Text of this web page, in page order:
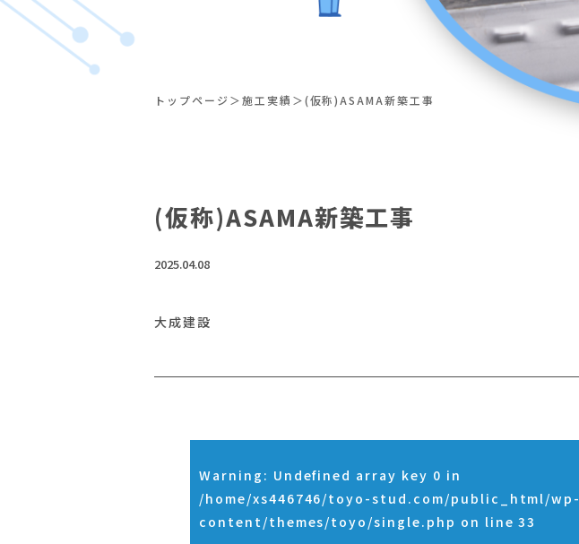
トップページ 施工実績 (仮称)ASAMA新築工事
(仮称)ASAMA新築工事
2025.04.08
大成建設
Warning : Undefined array key 0 in
/home/xs446746/toyo-stud.com/public_html/wp-
content/themes/toyo/single.php on line33